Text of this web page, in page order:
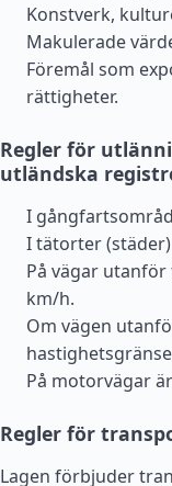
Konstverk,
Makulerade
Föremål som
rättigheter.
Regler för
utländska
I
I tätorter
På vägar
km/h.
Om vägen
På motorvägar
Regler för
Lagen förbjuder